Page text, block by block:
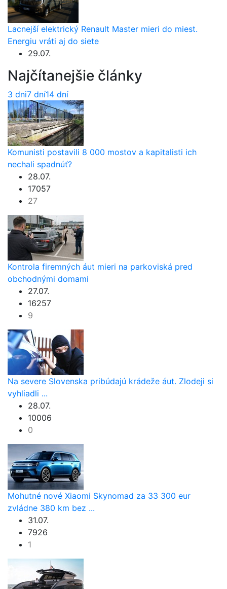
Lacnejší elektrický Renault Master mieri do miest.
Energiu vráti aj do siete
29.07.
Najčítanejšie články
3 dni7 dní14 dní
Komunisti postavili 8 000 mostov a kapitalisti ich
nechali spadnúť?
28.07.
17057
27
Kontrola firemných áut mieri na parkoviská pred
obchodnými domami
27.07.
16257
9
Na severe Slovenska pribúdajú krádeže áut. Zlodeji si
vyhliadli ...
28.07.
10006
0
Mohutné nové Xiaomi Skynomad za 33 300 eur
zvládne 380 km bez ...
31.07.
7926
1